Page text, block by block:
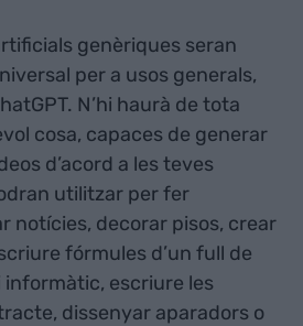
genèriques seran
per a usos generals,
N’hi haurà de tota
cosa, capaces de generar
d’acord a les teves
utilitzar per fer
notícies, decorar pisos, crear
fórmules d’un full de
informàtic, escriure les
dissenyar aparadors o